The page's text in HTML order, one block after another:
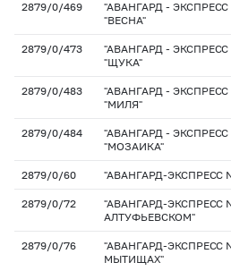
2879/0/469
"АВАНГАРД -
"ВЕСНА"
2879/0/473
"АВАНГАРД -
"ЩУКА"
2879/0/483
"АВАНГАРД -
"МИЛЯ"
2879/0/484
"АВАНГАРД -
"МОЗАИКА"
2879/0/60 "АВАНГАРД-ЭКСПРЕСС
2879/0/72
"АВАНГАРД-ЭКСПРЕСС
АЛТУФЬЕВСКОМ"
2879/0/76
"АВАНГАРД-ЭКСПРЕСС
МЫТИЩАХ"